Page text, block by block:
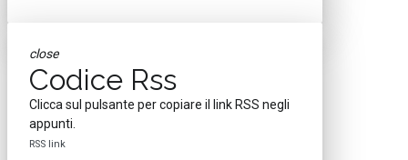
close
Codice Rss
Clicca sul pulsante per copiare il link RSS negli
appunti.
RSS link